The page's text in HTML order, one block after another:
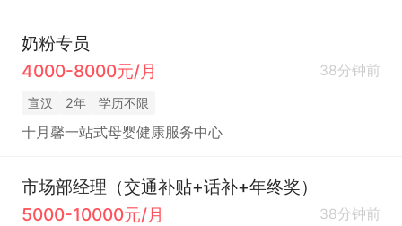
奶粉专员
4000-8000元/月
38分钟前
宣汉 2年 学历不限
十月馨一站式母婴健康服务中心
市场部经理（交通补贴+话补+年终奖）
5000-10000元/月
38分钟前